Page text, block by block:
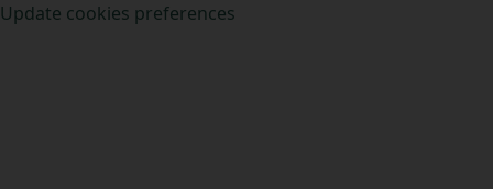
Update cookies preferences